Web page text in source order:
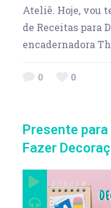
Ateliê. Hoje, vou
de Receitas para
encadernadora
0 0
Presente
Fazer